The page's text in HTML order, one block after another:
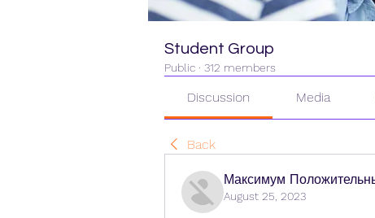
Student Group
Public · 312 members
Discussion Media
Back
Максимум
August 25, 2023